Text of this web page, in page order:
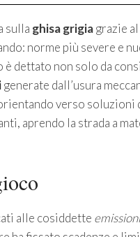
sulla ghisa grigiagrazie
norme più severe e
dettato non solo da
generate dall’usura
verso soluzioni
aprendo la strada a
alle cosiddette